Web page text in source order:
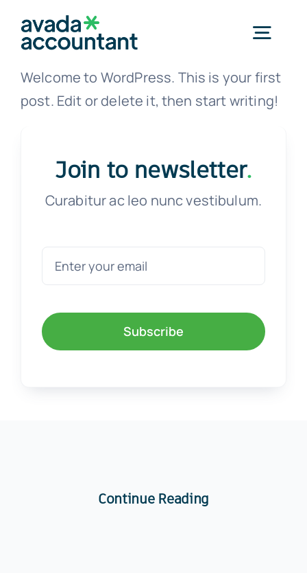
Mecanizado
Corte a Láser
Welcome to WordPress. This is your first
post. Edit or delete it, then start writing!
Join to newsletter.
Curabitur ac leo nunc vestibulum.
Subscribe
Continue Reading